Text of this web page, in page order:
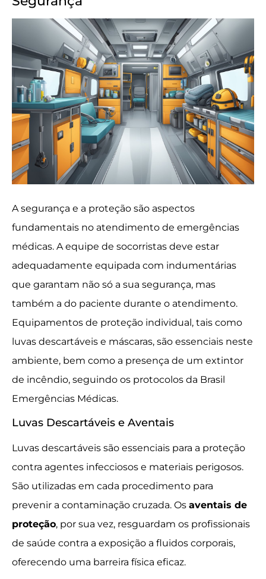
A segurança e a proteção são aspectos
fundamentais no atendimento de emergências
médicas. A equipe de socorristas deve estar
adequadamente equipada com indumentárias
que garantam não só a sua segurança, mas
também a do paciente durante o atendimento.
Equipamentos de proteção individual, tais como
luvas descartáveis e máscaras, são essenciais neste
ambiente, bem como a presença de um extintor
de incêndio, seguindo os protocolos da Brasil
Emergências Médicas.
Luvas Descartáveis e Aventais
Luvas descartáveis são essenciais para a proteção
contra agentes infecciosos e materiais perigosos.
São utilizadas em cada procedimento para
prevenir a contaminação cruzada. Os aventais de
proteção, por sua vez, resguardam os profissionais
de saúde contra a exposição a fluidos corporais,
oferecendo uma barreira física eficaz.